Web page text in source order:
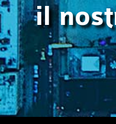
il